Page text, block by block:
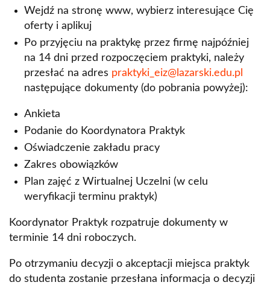
Wejdź na stronę www, wybierz interesujące Cię
oferty i aplikuj
Po przyjęciu na praktykę przez firmę najpóźniej
na 14 dni przed rozpoczęciem praktyki, należy
przesłać na adres praktyki_eiz@lazarski.edu.pl
następujące dokumenty (do pobrania powyżej):
Ankieta
Podanie do Koordynatora Praktyk
Oświadczenie zakładu pracy
Zakres obowiązków
Plan zajęć z Wirtualnej Uczelni (w celu
weryfikacji terminu praktyk)
Koordynator Praktyk rozpatruje dokumenty w
terminie 14 dni roboczych.
Po otrzymaniu decyzji o akceptacji miejsca praktyk
do studenta zostanie przesłana informacja o decyzji